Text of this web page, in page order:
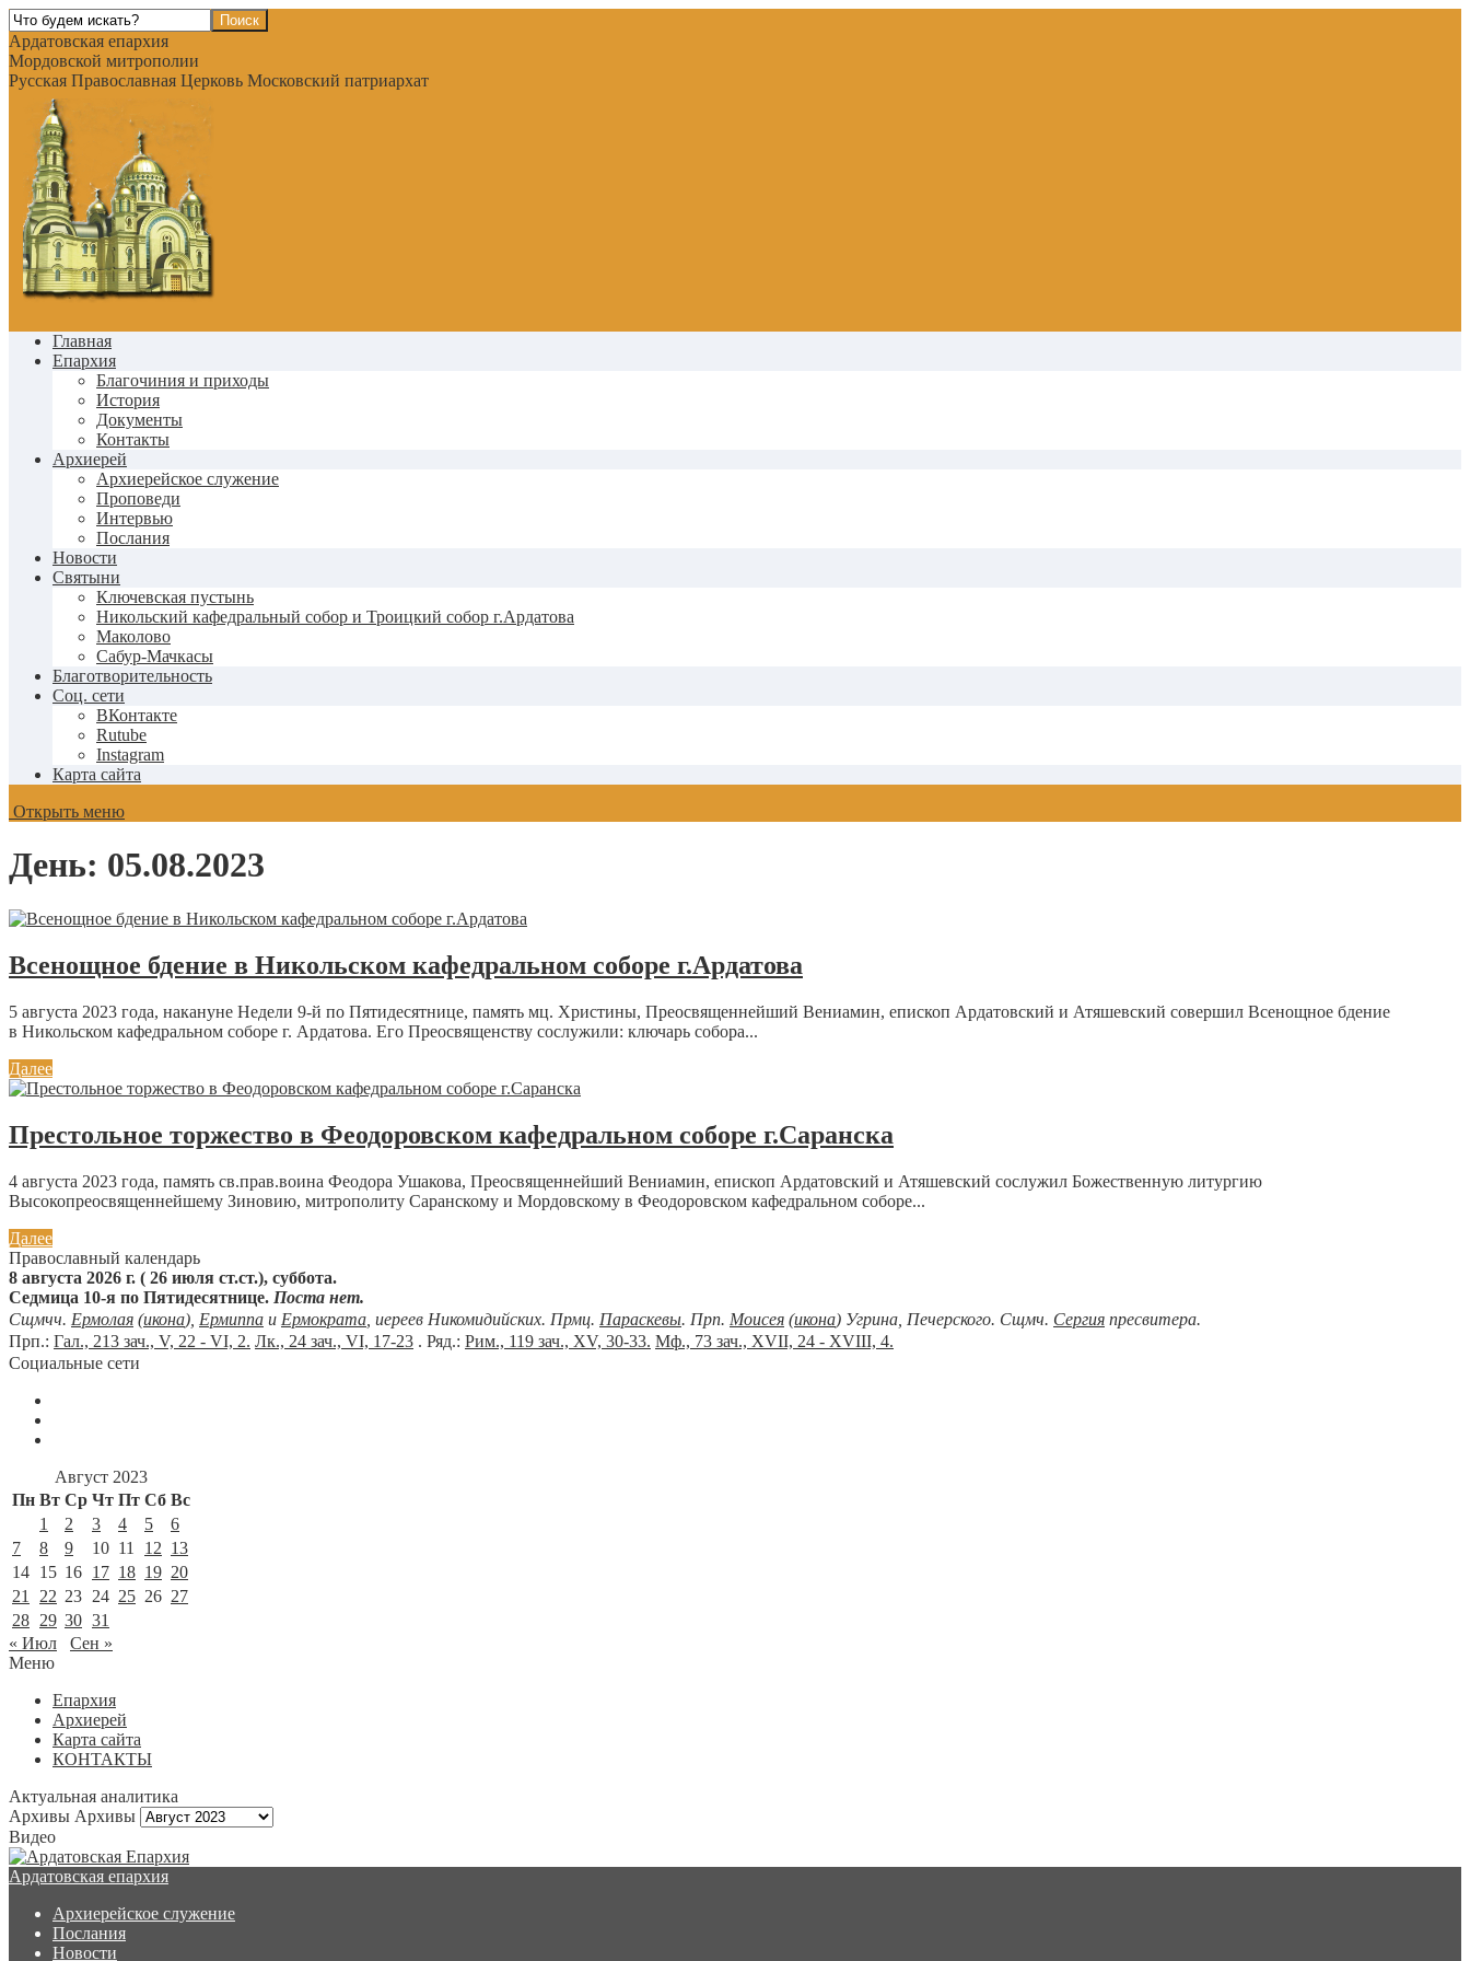
Ардатовская епархия
Мордовской митрополии
Русская Православная Церковь Московский патриархат
Главная
Епархия
Благочиния и приходы
История
Документы
Контакты
Архиерей
Архиерейское служение
Проповеди
Интервью
Послания
Новости
Святыни
Ключевская пустынь
Никольский кафедральный собор и Троицкий собор г.Ардатова
Маколово
Сабур-Мачкасы
Благотворительность
Соц. сети
ВКонтакте
Rutube
Instagram
Карта сайта
Открыть меню
День: 05.08.2023
Всенощное бдение в Никольском кафедральном соборе г.Ардатова
5 августа 2023 года, накануне Недели 9-й по Пятидесятнице, память мц. Христины, Преосвященнейший Вениамин, епископ Ардатовский и Атяшевский совершил Всенощное бдение
в Никольском кафедральном соборе г. Ардатова. Его Преосвященству сослужили: ключарь собора...
Далее
Престольное торжество в Феодоровском кафедральном соборе г.Саранска
4 августа 2023 года, память св.прав.воина Феодора Ушакова, Преосвященнейший Вениамин, епископ Ардатовский и Атяшевский сослужил Божественную литургию
Высокопреосвященнейшему Зиновию, митрополиту Саранскому и Мордовскому в Феодоровском кафедральном соборе...
Далее
Православный календарь
8 августа 2026 г. ( 26 июля ст.ст.), суббота.
Седмица 10-я по Пятидесятнице. Поста нет.
Сщмчч. Ермолая (икона), Ермиппа и Ермократа , иереев Никомидийских. Прмц. Параскевы. Прп. Моисея (икона) Угрина, Печерского. Сщмч. Сергия пресвитера.
Прп.: Гал., 213 зач., V, 22 - VI, 2. Лк., 24 зач., VI, 17-23 . Ряд.: Рим., 119 зач., XV, 30-33. Мф., 73 зач., XVII, 24 - XVIII, 4.
Социальные сети
Август 2023
Пн Вт Ср Чт Пт Сб Вс
1
2 3 4 5
6
7
8 9 10 11 12 13
14 15 16 17 18 19 20
21
22 23 24 25 26 27
28 29 30 31
« Июл
Сен »
Меню
Епархия
Архиерей
Карта сайта
КОНТАКТЫ
Актуальная аналитика
Архивы Архивы
Видео
Ардатовская епархия
Архиерейское служение
Послания
Новости